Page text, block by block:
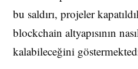
bu saldırı, projeler
blockchain altyapısının
kalabileceğini